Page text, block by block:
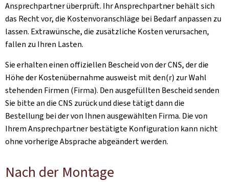
Ansprechpartner überprüft. Ihr Ansprechpartner behält sich
das Recht vor, die Kostenvoranschläge bei Bedarf anpassen zu
lassen. Extrawünsche, die zusätzliche Kosten verursachen,
fallen zu Ihren Lasten.
Sie erhalten einen offiziellen Bescheid von der CNS, der die
Höhe der Kostenübernahme ausweist mit den(r) zur Wahl
stehenden Firmen (Firma). Den ausgefüllten Bescheid senden
Sie bitte an die CNS zurück und diese tätigt dann die
Bestellung bei der von Ihnen ausgewählten Firma. Die von
Ihrem Ansprechpartner bestätigte Konfiguration kann nicht
ohne vorherige Absprache abgeändert werden.
Nach der Montage